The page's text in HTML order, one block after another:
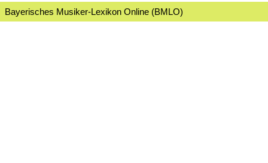
Bayerisches Musiker-Lexikon Online (BMLO)